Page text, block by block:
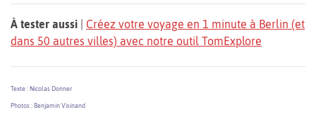
À tester aussi
Créez votre voyage en 1 minute à Berlin (et
dans 50 autres villes) avec notre outil TomExplore
Texte : Nicolas Donner
Photos : Benjamin Visinand